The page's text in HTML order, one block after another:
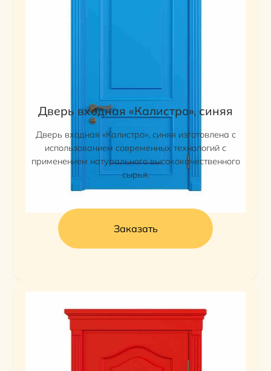
Дверь входная «Калистро», синяя
Дверь входная «Калистро», синяя изготовлена с
использованием современных технологий с
применением натурального высококачественного
сырья.
Заказать